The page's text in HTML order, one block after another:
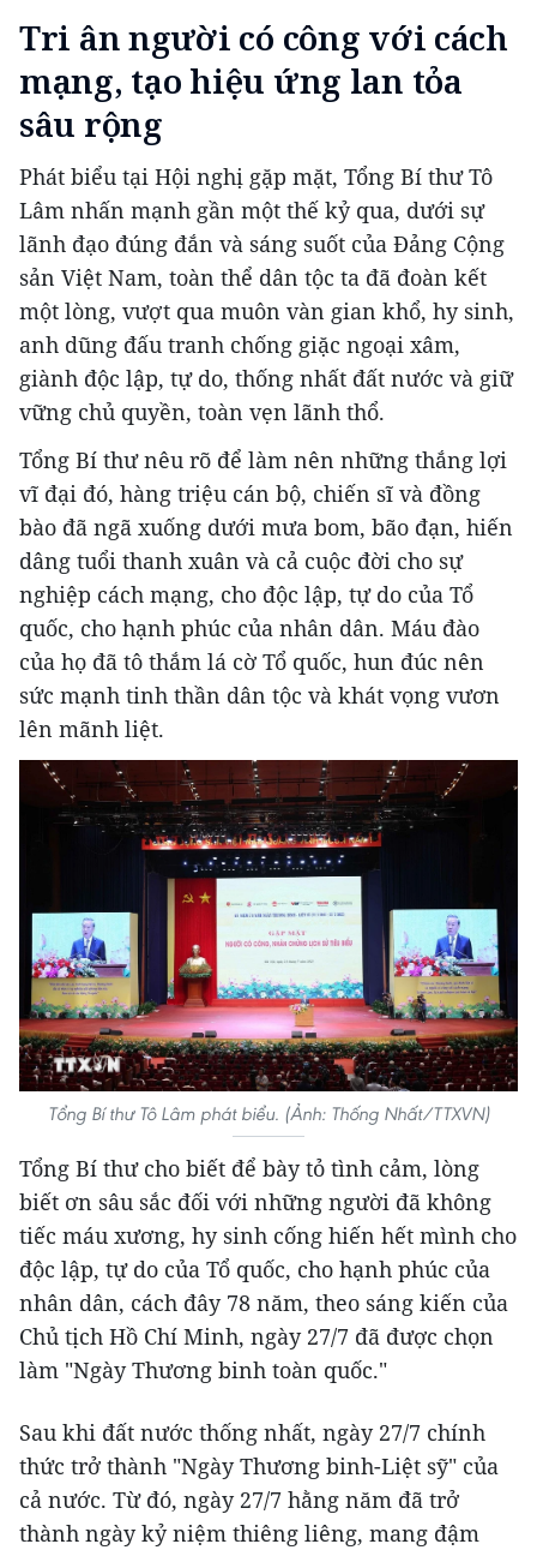
Tri ân người có công với cách
mạng, tạo hiệu ứng lan tỏa
sâu rộng
Phát biểu tại Hội nghị gặp mặt, Tổng Bí thư Tô
Lâm nhấn mạnh gần một thế kỷ qua, dưới sự
lãnh đạo đúng đắn và sáng suốt của Đảng Cộng
sản Việt Nam, toàn thể dân tộc ta đã đoàn kết
một lòng, vượt qua muôn vàn gian khổ, hy sinh,
anh dũng đấu tranh chống giặc ngoại xâm,
giành độc lập, tự do, thống nhất đất nước và giữ
vững chủ quyền, toàn vẹn lãnh thổ.
Tổng Bí thư nêu rõ để làm nên những thắng lợi
vĩ đại đó, hàng triệu cán bộ, chiến sĩ và đồng
bào đã ngã xuống dưới mưa bom, bão đạn, hiến
dâng tuổi thanh xuân và cả cuộc đời cho sự
nghiệp cách mạng, cho độc lập, tự do của Tổ
quốc, cho hạnh phúc của nhân dân. Máu đào
của họ đã tô thắm lá cờ Tổ quốc, hun đúc nên
sức mạnh tinh thần dân tộc và khát vọng vươn
lên mãnh liệt.
Tổng Bí thư Tô Lâm phát biểu. (Ảnh: Thống Nhất/TTXVN)
Tổng Bí thư cho biết để bày tỏ tình cảm, lòng
biết ơn sâu sắc đối với những người đã không
tiếc máu xương, hy sinh cống hiến hết mình cho
độc lập, tự do của Tổ quốc, cho hạnh phúc của
nhân dân, cách đây 78 năm, theo sáng kiến của
Chủ tịch Hồ Chí Minh, ngày 27/7 đã được chọn
làm "Ngày Thương binh toàn quốc."
Sau khi đất nước thống nhất, ngày 27/7 chính
thức trở thành "Ngày Thương binh-Liệt sỹ" của
cả nước. Từ đó, ngày 27/7 hằng năm đã trở
thành ngày kỷ niệm thiêng liêng, mang đậm